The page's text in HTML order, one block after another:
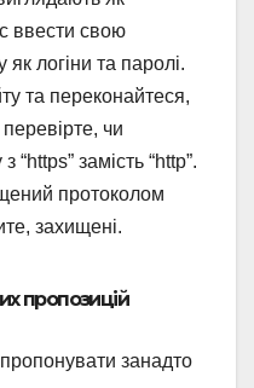
ввести свою
логіни та паролі.
та переконайтеся,
чи
“https” замість “http”.
протоколом
захищені.
пропозицій
занадто